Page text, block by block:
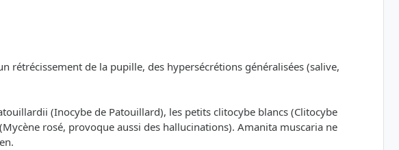
rétrécissement de la pupille, des hypersécrétions généralisées (salive,
(Inocybe de Patouillard), les petits clitocybe blancs (Clitocybe
rosé, provoque aussi des hallucinations). Amanita muscaria ne